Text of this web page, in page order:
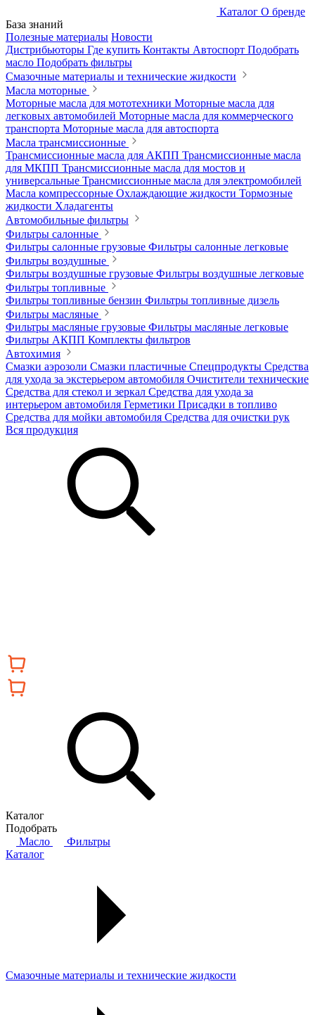
Каталог О бренде
База знаний
Полезные материалы Новости
Дистрибьюторы Где купить Контакты Автоспорт Подобрать
масло Подобрать фильтры
Смазочные материалы и технические жидкости
Масла моторные
Моторные масла для мототехники Моторные масла для
легковых автомобилей Моторные масла для коммерческого
транспорта Моторные масла для автоспорта
Масла трансмиссионные
Трансмиссионные масла для АКПП Трансмиссионные масла
для МКПП Трансмиссионные масла для мостов и
универсальные Трансмиссионные масла для электромобилей
Масла компрессорные Охлаждающие жидкости Тормозные
жидкости Хладагенты
Автомобильные фильтры
Фильтры салонные
Фильтры салонные грузовые Фильтры салонные легковые
Фильтры воздушные
Фильтры воздушные грузовые Фильтры воздушные легковые
Фильтры топливные
Фильтры топливные бензин Фильтры топливные дизель
Фильтры масляные
Фильтры масляные грузовые Фильтры масляные легковые
Фильтры АКПП Комплекты фильтров
Автохимия
Смазки аэрозоли Смазки пластичные Спецпродукты Средства
для ухода за экстерьером автомобиля Очистители технические
Средства для стекол и зеркал Средства для ухода за
интерьером автомобиля Герметики Присадки в топливо
Средства для мойки автомобиля Средства для очистки рук
Вся продукция
Каталог
Подобрать
Масло
Фильтры
Каталог
Смазочные материалы и технические жидкости